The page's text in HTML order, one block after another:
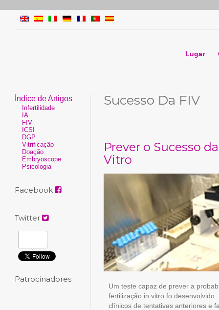
Lugar
Índice de Artigos
Infertilidade
IA
FIV
ICSI
DGP
Vitrificação
Doação
Embryoscope
Psicologia
Facebook
Twitter
Patrocinadores
Sucesso Da FIV
Prever o Sucesso
Vitro
Um teste capaz de prever a
fertilização in vitro fo
clínicos de tentativas anteriores e